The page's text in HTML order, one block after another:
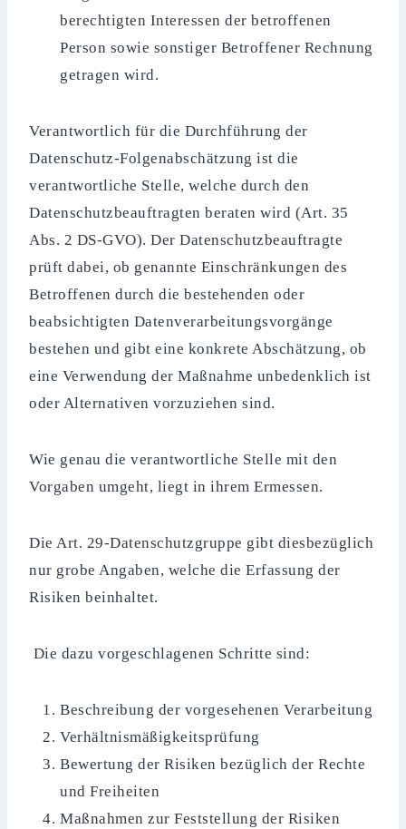
berechtigten Interessen der betroffenen
Person sowie sonstiger Betroffener Rechnung
getragen wird.
Verantwortlich für die Durchführung der
Datenschutz-Folgenabschätzung ist die
verantwortliche Stelle, welche durch den
Datenschutzbeauftragten beraten wird (Art. 35
Abs. 2 DS-GVO). Der Datenschutzbeauftragte
prüft dabei, ob genannte Einschränkungen des
Betroffenen durch die bestehenden oder
beabsichtigten Datenverarbeitungsvorgänge
bestehen und gibt eine konkrete Abschätzung, ob
eine Verwendung der Maßnahme unbedenklich ist
oder Alternativen vorzuziehen sind.
Wie genau die verantwortliche Stelle mit den
Vorgaben umgeht, liegt in ihrem Ermessen.
Die Art. 29-Datenschutzgruppe gibt diesbezüglich
nur grobe Angaben, welche die Erfassung der
Risiken beinhaltet.
Die dazu vorgeschlagenen Schritte sind:
Beschreibung der vorgesehenen Verarbeitung
Verhältnismäßigkeitsprüfung
Bewertung der Risiken bezüglich der Rechte
und Freiheiten
Maßnahmen zur Feststellung der Risiken